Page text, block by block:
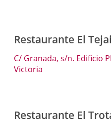
Restaurante El
C/ Granada, s/n. Edificio
Victoria
Restaurante El